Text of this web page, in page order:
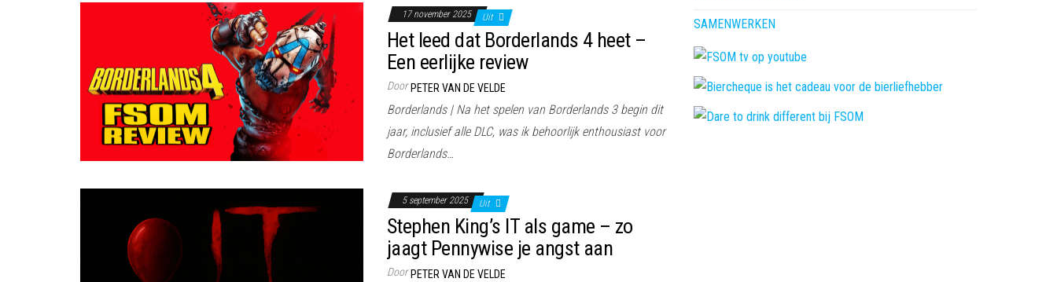
17 november 2025 Uit
Het leed dat Borderlands 4 heet –
Een eerlijke review
Door PETER VAN DE VELDE
Borderlands | Na het spelen van Borderlands 3 begin dit
jaar, inclusief alle DLC, was ik behoorlijk enthousiast voor
Borderlands…
5 september 2025 Uit
Stephen King’s IT als game – zo
jaagt Pennywise je angst aan
Door PETER VAN DE VELDE
SAMENWERKEN